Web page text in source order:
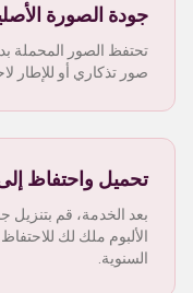
جودة الصورة
تحتفظ الصور المحملة
صور تذكاري أو للإطار
تحميل واحتفاظ إلى
بعد الخدمة، قم
الألبوم ملك لك
السنوية.